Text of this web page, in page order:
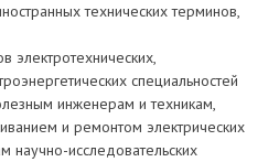
технических терминов,
электротехнических,
специальностей
инженерам и техникам,
и ремонтом электрических
научно-исследовательских